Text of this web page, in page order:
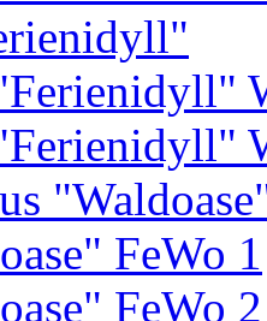
FeWo 1
FeWo 2